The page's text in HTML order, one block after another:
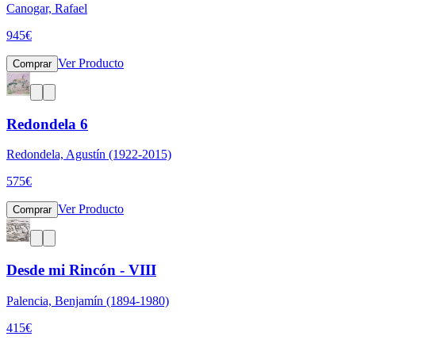
Canogar, Rafael
945€
Comprar Ver Producto
Redondela 6
Redondela, Agustín (1922-2015)
575€
Comprar Ver Producto
Desde mi Rincón - VIII
Palencia, Benjamín (1894-1980)
415€